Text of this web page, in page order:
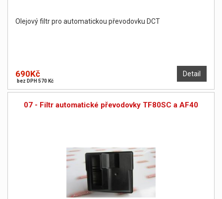
Olejový filtr pro automatickou převodovku DCT
Detail
690Kč
bez DPH 570 Kč
07 - Filtr automatické převodovky TF80SC a AF40